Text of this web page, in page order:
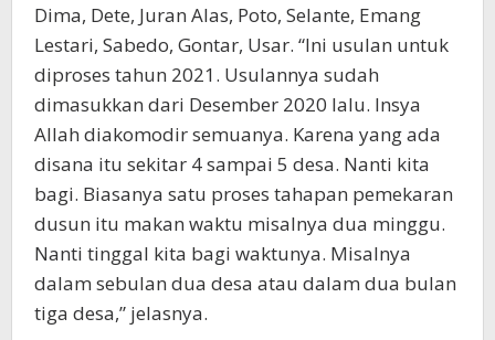
Dima, Dete, Juran Alas, Poto, Selante, Emang
Lestari, Sabedo, Gontar, Usar. “Ini usulan untuk
diproses tahun 2021. Usulannya sudah
dimasukkan dari Desember 2020 lalu. Insya
Allah diakomodir semuanya. Karena yang ada
disana itu sekitar 4 sampai 5 desa. Nanti kita
bagi. Biasanya satu proses tahapan pemekaran
dusun itu makan waktu misalnya dua minggu.
Nanti tinggal kita bagi waktunya. Misalnya
dalam sebulan dua desa atau dalam dua bulan
tiga desa,” jelasnya.